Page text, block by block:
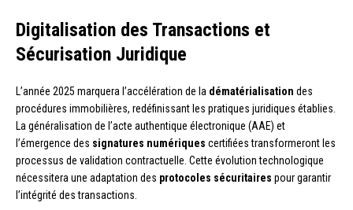
Digitalisation des Transactions et
Sécurisation Juridique
L’année 2025 marquera l’accélération de la dématérialisation des
procédures immobilières, redéfinissant les pratiques juridiques établies.
La généralisation de l’acte authentique électronique (AAE) et
l’émergence des signatures numériques certifiées transformeront les
processus de validation contractuelle. Cette évolution technologique
nécessitera une adaptation des protocoles sécuritaires pour garantir
l’intégrité des transactions.